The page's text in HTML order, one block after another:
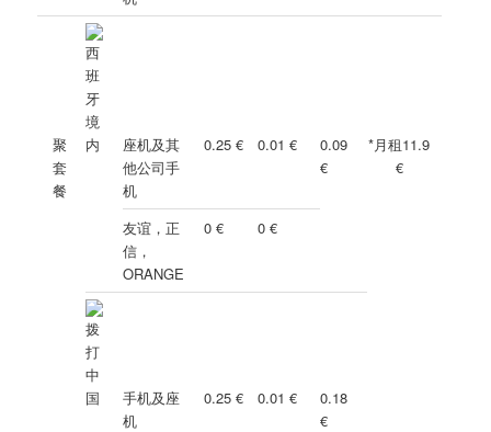
聚
套
餐
座机及其
他公司手
机
0.25 € 0.01 €
0.09
€
*月租11.9
€
友谊，正
信，
ORANGE
0 € 0 €
手机及座
机
0.25 € 0.01 €
0.18
€